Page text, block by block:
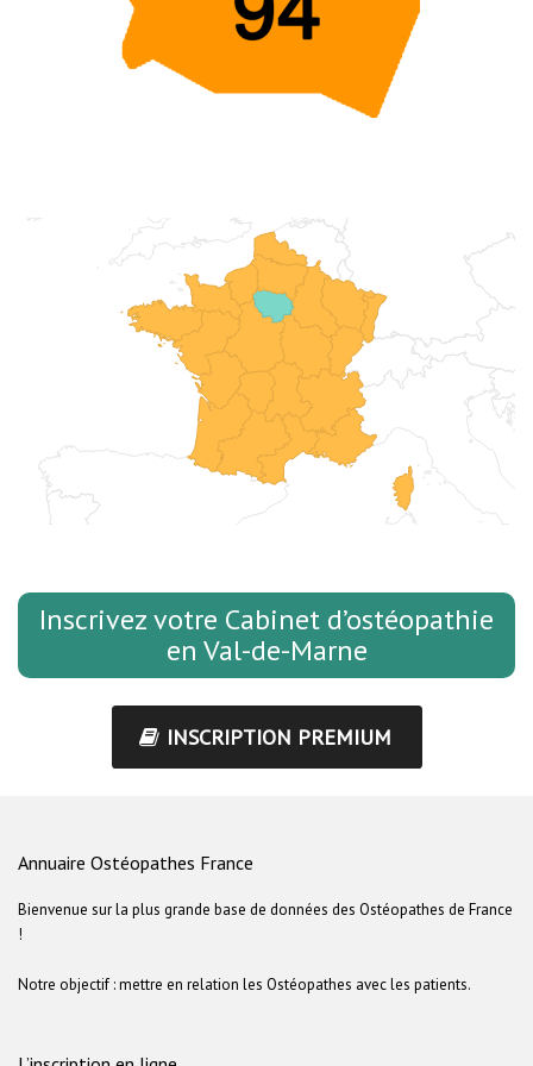
Inscrivez votre Cabinet d’ostéopathie
en Val-de-Marne
INSCRIPTION PREMIUM
Annuaire Ostéopathes France
Bienvenue sur la plus grande base de données des Ostéopathes de France
!
Notre objectif : mettre en relation les Ostéopathes avec les patients.